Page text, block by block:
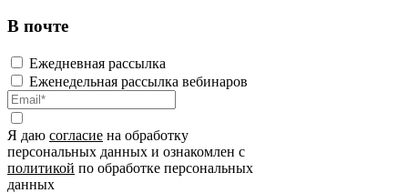
В почте
Ежедневная рассылка
Еженедельная рассылка вебинаров
Я даю согласие на обработку
персональных данных и ознакомлен с
политикой по обработке персональных
данных